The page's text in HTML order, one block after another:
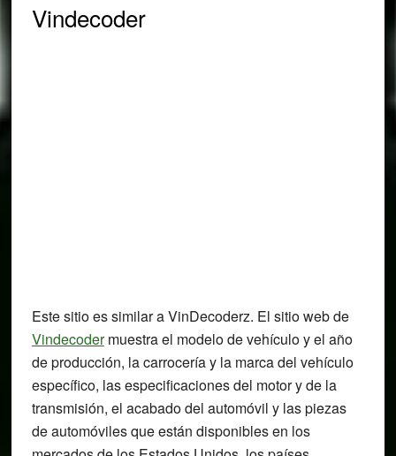
Vindecoder
Este sitio es similar a VinDecoderz. El sitio web de
Vindecodermuestra el modelo de vehículo y el año
de producción, la carrocería y la marca del vehículo
específico, las especificaciones del motor y de la
transmisión, el acabado del automóvil y las piezas
de automóviles que están disponibles en los